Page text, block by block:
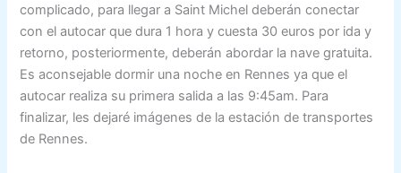
complicado, para llegar a Saint Michel deberán conectar
con el autocar que dura 1 hora y cuesta 30 euros por ida y
retorno, posteriormente, deberán abordar la nave gratuita.
Es aconsejable dormir una noche en Rennes ya que el
autocar realiza su primera salida a las 9:45am. Para
finalizar, les dejaré imágenes de la estación de transportes
de Rennes.